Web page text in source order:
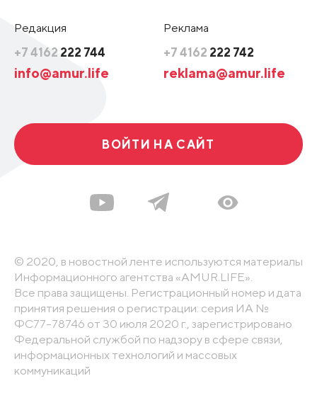
Редакция
+7 4162 222 744
info@amur.life
Реклама
+7 4162 222 742
reklama@amur.life
ВОЙТИ НА САЙТ
© 2020, в новостной ленте используются материалы
Информационного агентства «AMUR.LIFE».
Все права защищены. Регистрационный номер и дата
принятия решения о регистрации: серия ИА №
ФС77-78746 от 30 июля 2020 г., зарегистрировано
Федеральной службой по надзору в сфере связи,
информационных технологий и массовых
коммуникаций